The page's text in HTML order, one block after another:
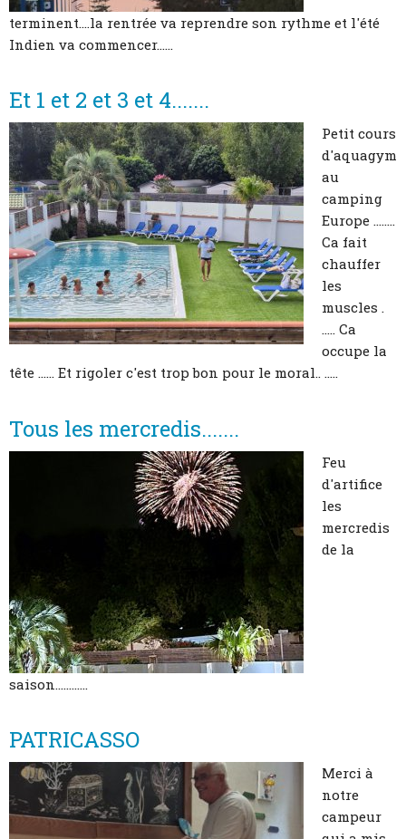
terminent....la rentrée va reprendre son rythme et l'été
Indien va commencer......
Et 1 et 2 et 3 et 4.......
Petit cours
d'aquagym
au
camping
Europe ........
Ca fait
chauffer
les
muscles .
..... Ca
occupe la
tête ...... Et rigoler c'est trop bon pour le moral.. .....
Tous les mercredis.......
Feu
d'artifice
les
mercredis
de la
saison............
PATRICASSO
Merci à
notre
campeur